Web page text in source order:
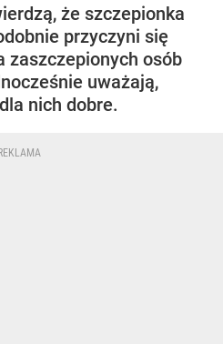
że szczepionka
przyczyni się
zaszczepionych osób
uważają,
nich dobre.